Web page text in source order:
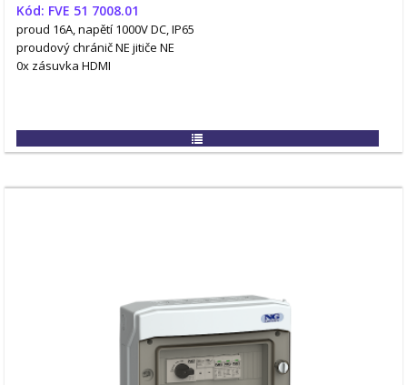
Kód: FVE 51 7008.01
proud 16A, napětí 1000V DC, IP65
proudový chránič NE jitiče NE
0x zásuvka HDMI